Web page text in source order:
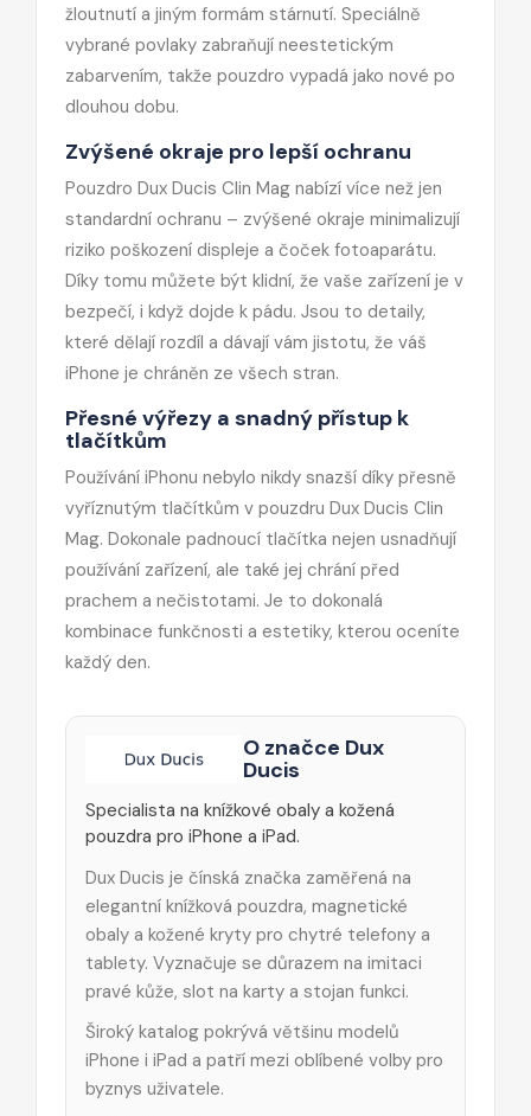
žloutnutí a jiným formám stárnutí. Speciálně
vybrané povlaky zabraňují neestetickým
zabarvením, takže pouzdro vypadá jako nové po
dlouhou dobu.
Zvýšené okraje pro lepší ochranu
Pouzdro Dux Ducis Clin Mag nabízí více než jen
standardní ochranu – zvýšené okraje minimalizují
riziko poškození displeje a čoček fotoaparátu.
Díky tomu můžete být klidní, že vaše zařízení je v
bezpečí, i když dojde k pádu. Jsou to detaily,
které dělají rozdíl a dávají vám jistotu, že váš
iPhone je chráněn ze všech stran.
Přesné výřezy a snadný přístup k
tlačítkům
Používání iPhonu nebylo nikdy snazší díky přesně
vyříznutým tlačítkům v pouzdru Dux Ducis Clin
Mag. Dokonale padnoucí tlačítka nejen usnadňují
používání zařízení, ale také jej chrání před
prachem a nečistotami. Je to dokonalá
kombinace funkčnosti a estetiky, kterou oceníte
každý den.
O značce Dux
Ducis
Specialista na knížkové obaly a kožená
pouzdra pro iPhone a iPad.
Dux Ducis je čínská značka zaměřená na
elegantní knížková pouzdra, magnetické
obaly a kožené kryty pro chytré telefony a
tablety. Vyznačuje se důrazem na imitaci
pravé kůže, slot na karty a stojan funkci.
Široký katalog pokrývá většinu modelů
iPhone i iPad a patří mezi oblíbené volby pro
byznys uživatele.